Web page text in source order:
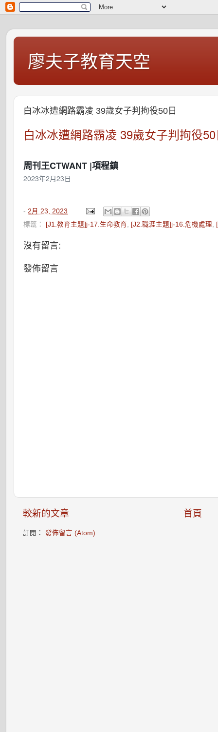
廖夫子教育天空
白冰冰遭網路霸凌 39歲女子判拘役50日
白冰冰遭網路霸凌 39歲女子判拘役
周刊王CTWANT |項程鎮
2023年2月23日
- 2月 23, 2023
標籤： [J1.教育主題]j-17.生命教育, [J2.職涯主題]j-16.危機處理,
沒有留言:
發佈留言
較新的文章 首頁
訂閱：發佈留言 (Atom)